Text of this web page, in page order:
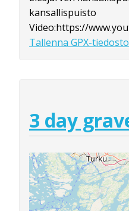
kansallispuisto
Video:https://
Tallenna GPX-
3 day